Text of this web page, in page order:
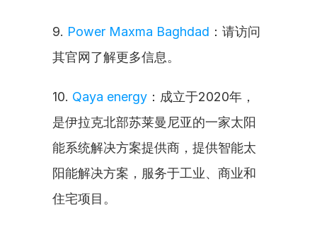
9. Power Maxma Baghdad ：请访问
其官网了解更多信息。
10. Qaya energy ：成立于2020年，
是伊拉克北部苏莱曼尼亚的一家太阳
能系统解决方案提供商，提供智能太
阳能解决方案，服务于工业、商业和
住宅项目。